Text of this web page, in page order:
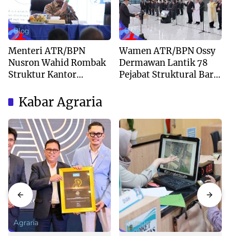
Blog
Menteri ATR/BPN
Nusron Wahid Rombak
Struktur Kantor
Pendekatan
Kewilayahan
Blog
Wamen ATR/BPN Ossy
Dermawan Lantik 78
Pejabat Struktural Baru
Kabar Agraria
Agraria Agraria